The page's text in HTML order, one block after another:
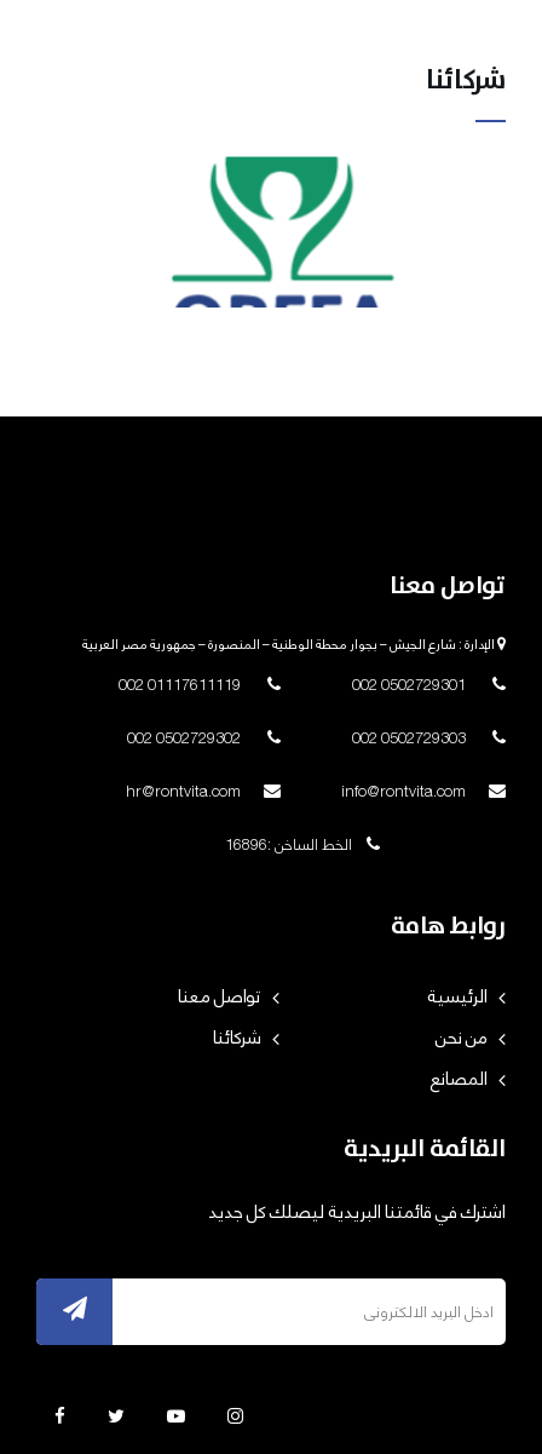
شركائنا
تواصل معنا
الإدارة : شارع الجيش – بجوار محطة الوطنية – المنصورة – جمهورية مصر العربية
الخط الساخن :16896
روابط هامة
الرئيسية
تواصل معنا
من نحن
شركائنا
المصانع
القائمة البريدية
اشترك في قائمتنا البريدية ليصلك كل جديد